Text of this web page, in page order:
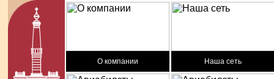
О компании Наша сеть